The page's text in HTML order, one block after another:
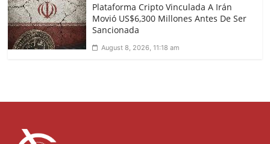
Plataforma Cripto Vinculada A Irán
Movió US$6,300 Millones Antes De Ser
Sancionada
August 8, 2026, 11:18 am